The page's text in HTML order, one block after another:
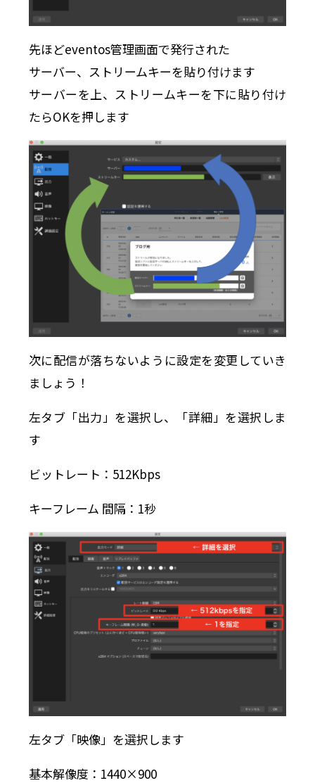
先ほどeventos管理画面で発行された
サーバー、ストリームキーを貼り付けます
サーバーを上、ストリームキーを下に貼り付け
たらOKを押します
次に配信が落ちないように設定を変更していき
ましょう！
左タブ「出力」を選択し、「詳細」を選択しま
す
ビットレート：512Kbps
キーフレーム 間隔：1秒
左タブ「映像」を選択します
基本解像度：1440×900